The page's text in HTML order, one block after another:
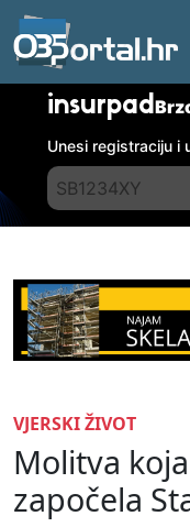
insurpad
Unesi registraciju i
VJERSKI ŽIVOT
Molitva
započela